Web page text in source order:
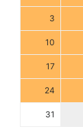
3
10
17
24
31